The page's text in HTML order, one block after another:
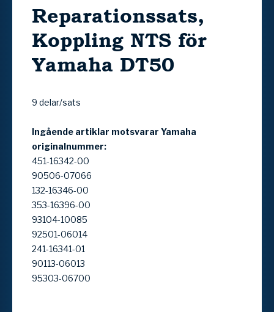
Reparationssats,
Koppling NTS för
Yamaha DT50
9 delar/sats
Ingående artiklar motsvarar Yamaha
originalnummer:
451-16342-00
90506-07066
132-16346-00
353-16396-00
93104-10085
92501-06014
241-16341-01
90113-06013
95303-06700